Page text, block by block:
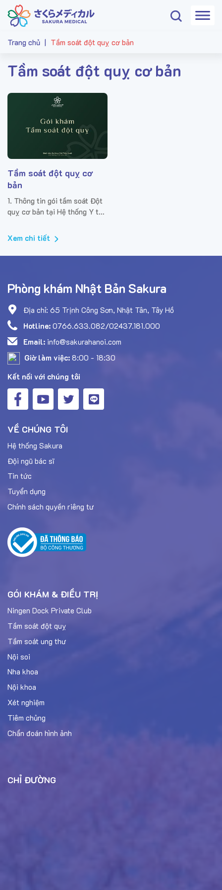
Trang chủ | Tầm soát đột quỵ cơ bản
Tầm soát đột quỵ cơ bản
Tầm soát đột quỵ cơ
bản
1. Thông tin gói tầm soát Đột
quỵ cơ bản tại Hệ thống Y tế
trọng của sức khỏe và mong
muốn nâng cao ý thức của mọi
người trong việc chủ động
Xem chi tiết
Phòng khám Nhật Bản Sakura
Địa chỉ: 65 Trịnh Công Sơn, Nhật Tân, Tây Hồ
Hotline: 0766.633.082/02437.181.000
Email: info@sakurahanoi.com
Giờ làm việc:8:00 - 18:30
Kết nối với chúng tôi
VỀ CHÚNG TÔI
Hệ thống Sakura
Đội ngũ bác sĩ
Tin tức
Tuyển dụng
Chính sách quyền riêng tư
GÓI KHÁM & ĐIỀU TRỊ
Ningen Dock Private Club
Tầm soát đột quỵ
Tầm soát ung thư
Nội soi
Nha khoa
Nội khoa
Xét nghiệm
Tiêm chủng
Chẩn đoán hình ảnh
CHỈ ĐƯỜNG